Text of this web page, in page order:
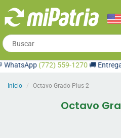
(772) 559-1270🚚 Entregas
Inicio Octavo Grado Plus 2
Octavo